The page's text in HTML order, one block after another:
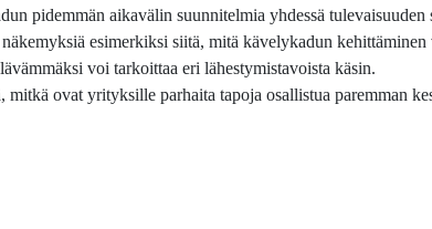
pidemmän aikavälin suunnitelmia yhdessä tulevaisuuden
esimerkiksi siitä, mitä kävelykadun kehittäminen
voi tarkoittaa eri lähestymistavoista käsin.
mitkä ovat yrityksille parhaita tapoja osallistua paremman